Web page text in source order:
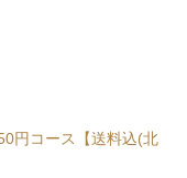
円コース【送料込(北